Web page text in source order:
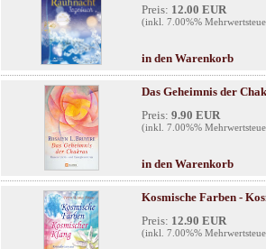
Preis: 12.00 EUR
(inkl. 7.00%%
in den Warenkorb
Das Geheimnis der
Preis: 9.90 EUR
(inkl. 7.00%%
in den Warenkorb
Kosmische Farben -
Preis: 12.90 EUR
(inkl. 7.00%%